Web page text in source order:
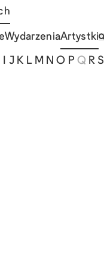
WydarzeniaArtystki
J K L M N O P Q R S